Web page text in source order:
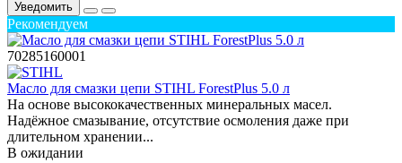
Уведомить
Рекомендуем
70285160001
Масло для смазки цепи STIHL ForestPlus 5.0 л
На основе высококачественных минеральных масел.
Надёжное смазывание, отсутствие осмоления даже при
длительном хранении...
В ожидании